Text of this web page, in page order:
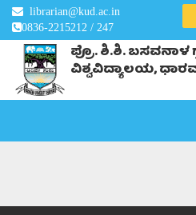
librarian@kud.ac.in
0836-2215212 / 247
ಪ್ರೊ. ಶಿ.ಶಿ.
ವಿಶ್ವವಿದ್ಯಾಲಯ,